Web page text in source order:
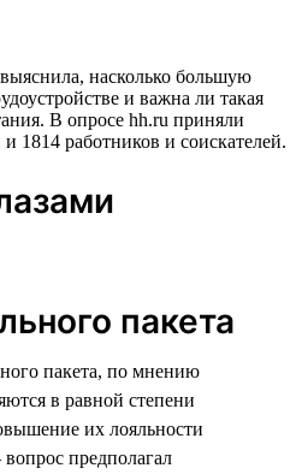
насколько большую
и важна ли такая
В опросе hh.ru приняли
1814 работников и соискателей.
пакета
пакета, по мнению
в равной степени
их лояльности
предполагал